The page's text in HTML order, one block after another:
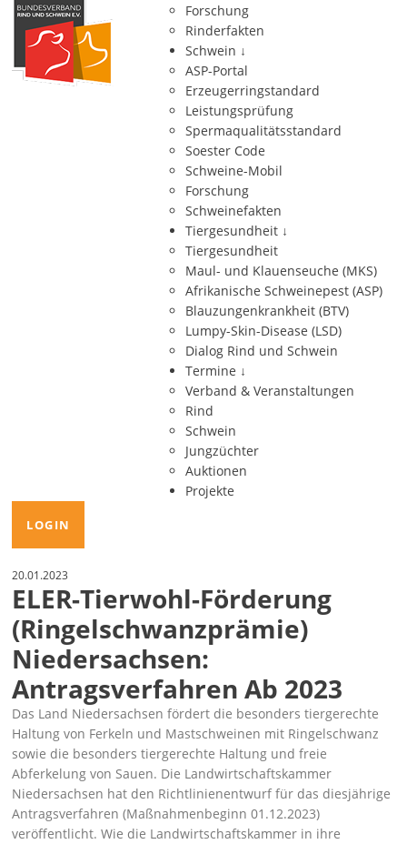
Forschung
Rinderfakten
Schwein ↓
ASP-Portal
Erzeugerringstandard
Leistungsprüfung
Spermaqualitätsstandard
Soester Code
Schweine-Mobil
Forschung
Schweinefakten
Tiergesundheit ↓
Tiergesundheit
Maul- und Klauenseuche (MKS)
Afrikanische Schweinepest (ASP)
Blauzungenkrankheit (BTV)
Lumpy-Skin-Disease (LSD)
Dialog Rind und Schwein
Termine ↓
Verband & Veranstaltungen
Rind
Schwein
Jungzüchter
Auktionen
Projekte
LOGIN
20.01.2023
ELER-Tierwohl-Förderung
(Ringelschwanzprämie)
Niedersachsen:
Antragsverfahren Ab 2023
Das Land Niedersachsen fördert die besonders tiergerechte
Haltung von Ferkeln und Mastschweinen mit Ringelschwanz
sowie die besonders tiergerechte Haltung und freie
Abferkelung von Sauen. Die Landwirtschaftskammer
Niedersachsen hat den Richtlinienentwurf für das diesjährige
Antragsverfahren (Maßnahmenbeginn 01.12.2023)
veröffentlicht. Wie die Landwirtschaftskammer in ihre